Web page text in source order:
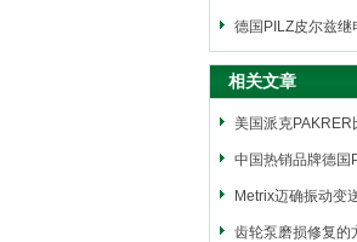
德国PILZ皮尔兹继
相关文章
美国派克
中国热销品牌德国
Metrix迈确振动变
欧洲现
齿轮泵磨损修复的